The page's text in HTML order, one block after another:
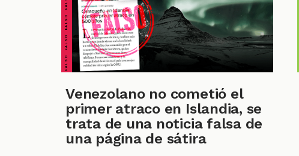
Venezolano no cometió el
primer atraco en Islandia, se
trata de una noticia falsa de
una página de sátira